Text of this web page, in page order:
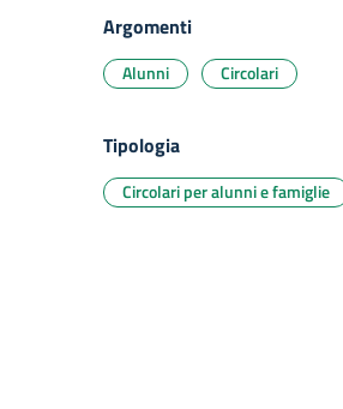
Argomenti
Alunni Circolari
Tipologia
Circolari per alunni e famiglie